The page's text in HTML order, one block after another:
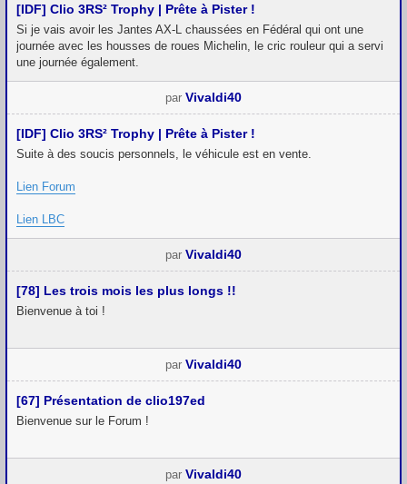
[IDF] Clio 3RS² Trophy | Prête à Pister !
Si je vais avoir les Jantes AX-L chaussées en Fédéral qui ont une
journée avec les housses de roues Michelin, le cric rouleur qui a servi
une journée également.
par Vivaldi40
[IDF] Clio 3RS² Trophy | Prête à Pister !
Suite à des soucis personnels, le véhicule est en vente.
Lien Forum
Lien LBC
par Vivaldi40
[78] Les trois mois les plus longs !!
Bienvenue à toi !
par Vivaldi40
[67] Présentation de clio197ed
Bienvenue sur le Forum !
par Vivaldi40